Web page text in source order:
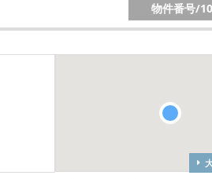
物件番号/